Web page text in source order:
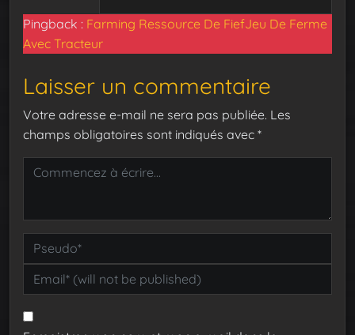
Pingback : Farming Ressource De FiefJeu De Ferme
Avec Tracteur
Laisser un commentaire
Votre adresse e-mail ne sera pas publiée. Les
champs obligatoires sont indiqués avec *